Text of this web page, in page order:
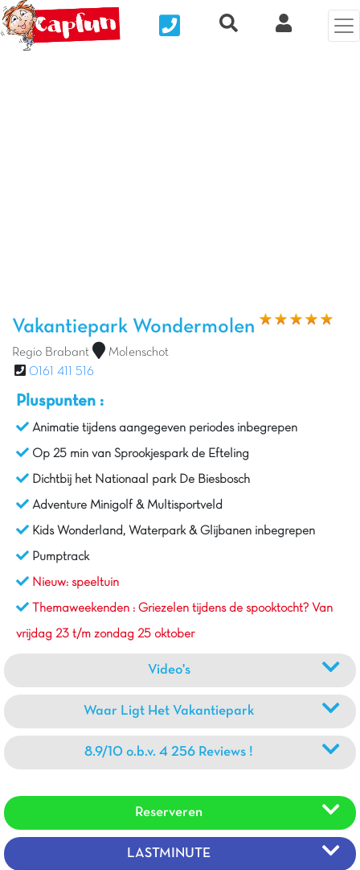
Nous contacterRecherche rapide
Mijn Clix
Vakantiepark Wondermolen
Regio Brabant
Molenschot
0161 411 516
Pluspunten :
Animatie tijdens aangegeven periodes inbegrepen
Op 25 min van Sprookjespark de Efteling
Dichtbij het Nationaal park De Biesbosch
Adventure Minigolf & Multisportveld
Kids Wonderland, Waterpark & Glijbanen inbegrepen
Pumptrack
Nieuw: speeltuin
Themaweekenden : Griezelen tijdens de spooktocht? Van
vrijdag 23 t/m zondag 25 oktober
Video's
Waar Ligt Het Vakantiepark
8.9/10 o.b.v. 4 256 Reviews !
Reserveren
LASTMINUTE